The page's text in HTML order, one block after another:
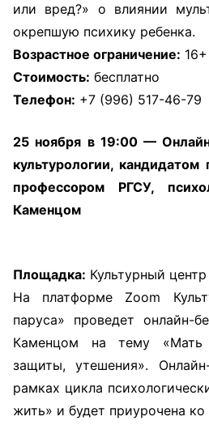
или вред?» о влиянии
окрепшую психику ребенка.
Возрастное ограничение: 16+
Стоимость: бесплатно
Телефон: +7 (996) 517-46-79
25 ноября в 19:00 —
культурологии, кандидатом
профессором РГСУ,
Каменцом
Площадка: Культурный
На платформе Zoom
паруса» проведет онлайн-
Каменцом на тему
защиты, утешения».
рамках цикла
жить» и будет приурочена